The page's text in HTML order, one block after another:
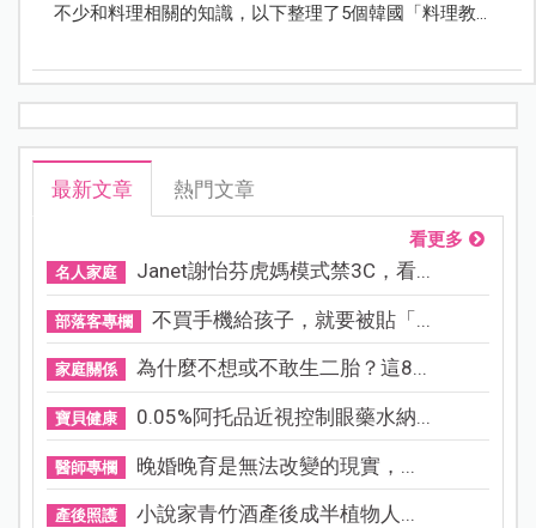
不少和料理相關的知識，以下整理了5個韓國「料理教
最新文章 熱門文章
看更多
名人家庭 Janet謝怡芬虎媽模式禁3C，看...
部落客專欄 不買手機給孩子，就要被貼「...
家庭關係 為什麼不想或不敢生二胎？這8...
寶貝健康 0.05%阿托品近視控制眼藥水納...
醫師專欄 晚婚晚育是無法改變的現實，...
產後照護 小說家青竹酒產後成半植物人...